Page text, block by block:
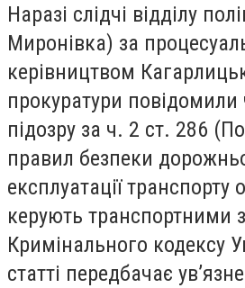
Наразі слідчі відділу
Миронівка) за
керівництвом
прокуратури повідомили
підозру за ч. 2 ст. 286
правил безпеки
експлуатації транспорту
керують транспортними
Кримінального кодексу
статті передбачає